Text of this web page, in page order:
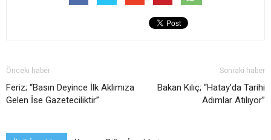
Önceki haber
Feriz; “Basın Deyince İlk Aklımıza
Gelen İse Gazeteciliktir”
Sonraki haber
Bakan Kılıç; “Hatay’da Tarihi
Adımlar Atılıyor”